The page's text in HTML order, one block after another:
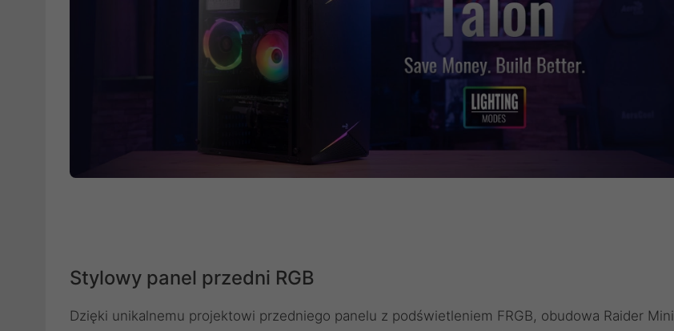
Stylowy panel przedni RGB
Dzięki unikalnemu projektowi przedniego panelu z podświetleniem FRGB, obudowa Raider Mini